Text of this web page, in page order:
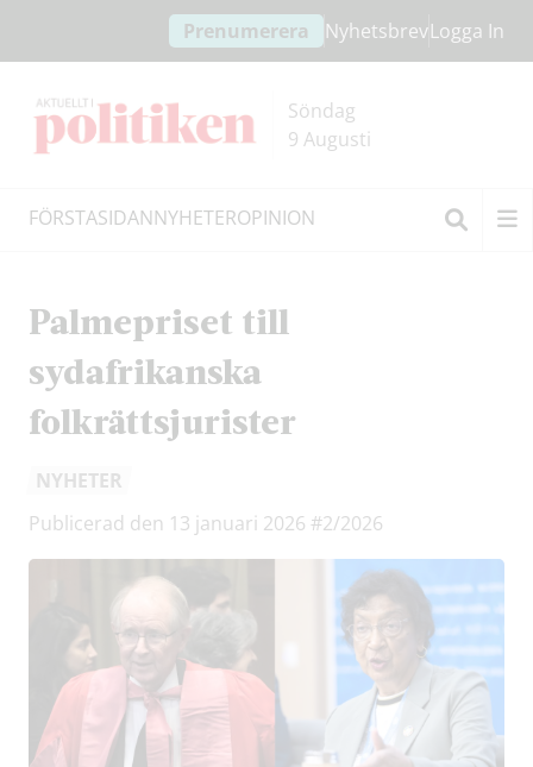
innehållet
headern
Prenumerera NyhetsbrevLogga In
Söndag
9 Augusti
FÖRSTASIDANNYHETEROPINION
Palmepriset till
sydafrikanska
folkrättsjurister
NYHETER
Publicerad den 13 januari 2026 #2/2026